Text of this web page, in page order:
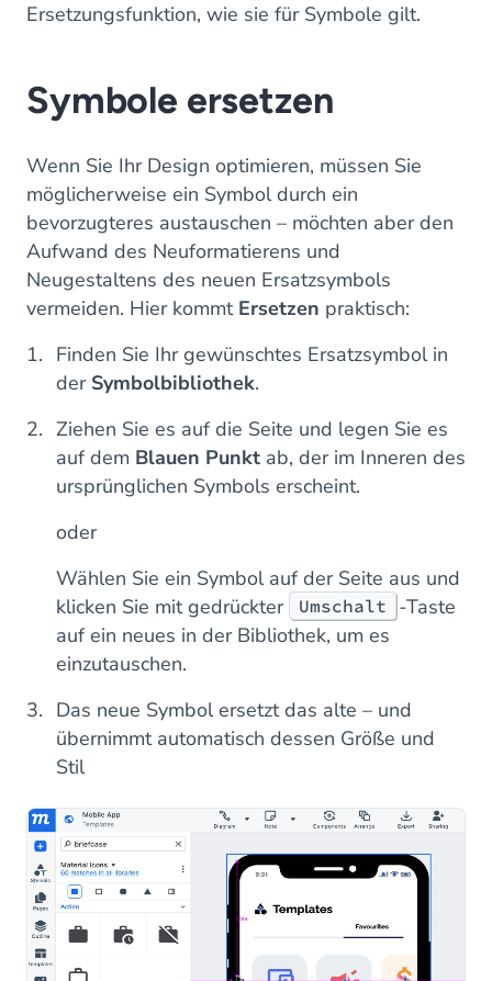
Ersetzungsfunktion, wie sie für Symbole gilt.
Symbole ersetzen
Wenn Sie Ihr Design optimieren, müssen Sie
möglicherweise ein Symbol durch ein
bevorzugteres austauschen – möchten aber den
Aufwand des Neuformatierens und
Neugestaltens des neuen Ersatzsymbols
vermeiden. Hier kommt Ersetzen praktisch:
Finden Sie Ihr gewünschtes Ersatzsymbol in
der Symbolbibliothek.
Ziehen Sie es auf die Seite und legen Sie es
auf dem Blauen Punkt ab, der im Inneren des
ursprünglichen Symbols erscheint.
oder
Wählen Sie ein Symbol auf der Seite aus und
klicken Sie mit gedrückter
Umschalt
-Taste
auf ein neues in der Bibliothek, um es
einzutauschen.
Das neue Symbol ersetzt das alte – und
übernimmt automatisch dessen Größe und
Stil